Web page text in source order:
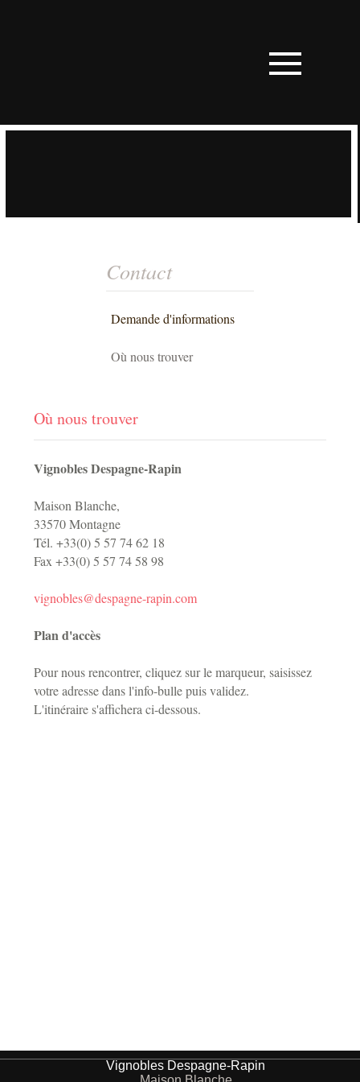
Contact
Demande d'informations
Où nous trouver
Où nous trouver
Vignobles Despagne-Rapin
Maison Blanche,
33570 Montagne
Tél. +33(0) 5 57 74 62 18
Fax +33(0) 5 57 74 58 98
vignobles@despagne-rapin.com
Plan d'accès
Pour nous rencontrer, cliquez sur le marqueur, saisissez
votre adresse dans l'info-bulle puis validez.
L'itinéraire s'affichera ci-dessous.
Vignobles Despagne-Rapin